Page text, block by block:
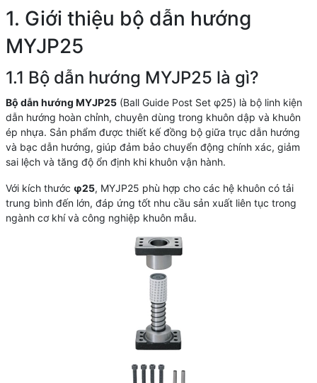
1. Giới thiệu bộ dẫn hướng
MYJP25
1.1 Bộ dẫn hướng MYJP25 là gì?
Bộ dẫn hướng MYJP25(Ball Guide Post Set φ25) là bộ linh kiện
dẫn hướng hoàn chỉnh, chuyên dùng trong khuôn dập và khuôn
ép nhựa. Sản phẩm được thiết kế đồng bộ giữa trục dẫn hướng
và bạc dẫn hướng, giúp đảm bảo chuyển động chính xác, giảm
sai lệch và tăng độ ổn định khi khuôn vận hành.
Với kích thước φ25, MYJP25 phù hợp cho các hệ khuôn có tải
trung bình đến lớn, đáp ứng tốt nhu cầu sản xuất liên tục trong
ngành cơ khí và công nghiệp khuôn mẫu.